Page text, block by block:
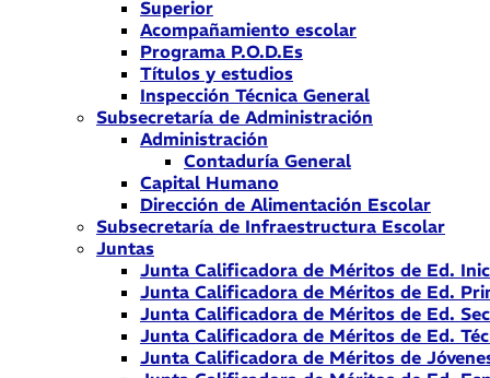
Superior
Acompañamiento escolar
Programa P.O.D.Es
Títulos y estudios
Inspección Técnica General
Subsecretaría de Administración
Administración
Contaduría General
Capital Humano
Dirección de Alimentación Escolar
Subsecretaría de Infraestructura Escolar
Juntas
Junta Calificadora de Méritos de Ed.
Junta Calificadora de Méritos de Ed.
Junta Calificadora de Méritos de Ed.
Junta Calificadora de Méritos de Ed.
Junta Calificadora de Méritos de